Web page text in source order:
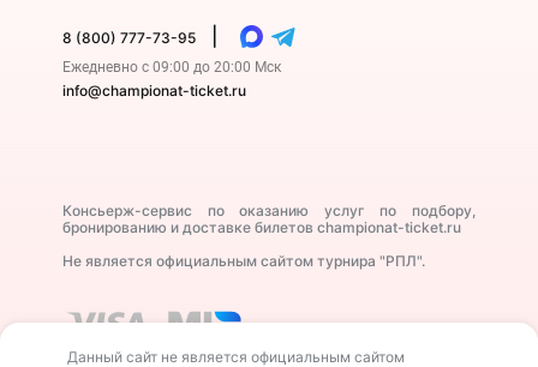
8 (800) 777-73-95
Ежедневно с 09:00 до 20:00 Мск
info@championat-ticket.ru
Консьерж-сервис по оказанию услуг по подбору,
бронированию и доставке билетов championat-ticket.ru
Не является официальным сайтом турнира "РПЛ".
Данный сайт не является официальным сайтом